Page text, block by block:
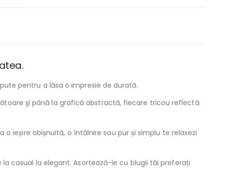
pentru a lăsa o impresie de durată.
şi până la grafică abstractă, fiecare tricou reflectă
ieșire obișnuită, o întâlnire sau pur și simplu te relaxezi
casual la elegant. Asortează-le cu blugii tăi preferați